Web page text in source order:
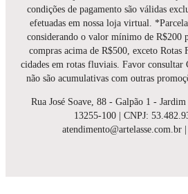
condições de pagamento são válidas
efetuadas em nossa loja virtual.
considerando o valor mínimo de R$200
compras acima de R$500, exceto Rotas
cidades em rotas fluviais. Favor consultar
não são acumulativas com outras
Rua José Soave, 88 - Galpão 1 -
13255-100 | CNPJ:
atendimento@artelasse.com.br